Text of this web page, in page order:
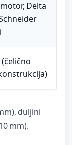
Delta
(čelično
duljini
mm).